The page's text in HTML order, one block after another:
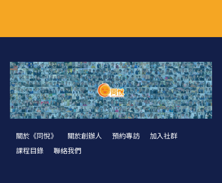
關於《同悅》 關於創辦人 預約專訪
加入社群
課程目錄
聯絡我們